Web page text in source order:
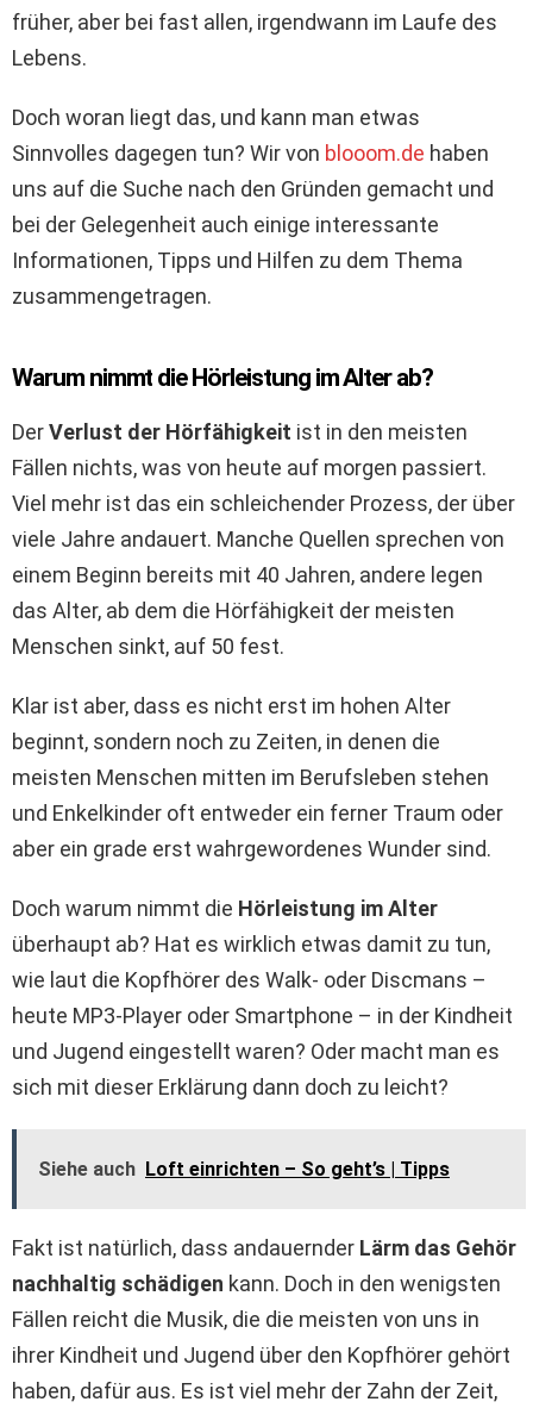
früher, aber bei fast allen, irgendwann im Laufe des
Lebens.
Doch woran liegt das, und kann man etwas
Sinnvolles dagegen tun? Wir von blooom.de haben
uns auf die Suche nach den Gründen gemacht und
bei der Gelegenheit auch einige interessante
Informationen, Tipps und Hilfen zu dem Thema
zusammengetragen.
Warum nimmt die Hörleistung im Alter ab?
DerVerlust der Hörfähigkeit ist in den meisten
Fällen nichts, was von heute auf morgen passiert.
Viel mehr ist das ein schleichender Prozess, der über
viele Jahre andauert. Manche Quellen sprechen von
einem Beginn bereits mit 40 Jahren, andere legen
das Alter, ab dem die Hörfähigkeit der meisten
Menschen sinkt, auf 50 fest.
Klar ist aber, dass es nicht erst im hohen Alter
beginnt, sondern noch zu Zeiten, in denen die
meisten Menschen mitten im Berufsleben stehen
und Enkelkinder oft entweder ein ferner Traum oder
aber ein grade erst wahrgewordenes Wunder sind.
Doch warum nimmt die Hörleistung im Alter
überhaupt ab? Hat es wirklich etwas damit zu tun,
wie laut die Kopfhörer des Walk- oder Discmans –
heute MP3-Player oder Smartphone – in der Kindheit
und Jugend eingestellt waren? Oder macht man es
sich mit dieser Erklärung dann doch zu leicht?
Siehe auch Loft einrichten – So geht’s | Tipps
Fakt ist natürlich, dass andauernder Lärm das Gehör
nachhaltig schädigen kann. Doch in den wenigsten
Fällen reicht die Musik, die die meisten von uns in
ihrer Kindheit und Jugend über den Kopfhörer gehört
haben, dafür aus. Es ist viel mehr der Zahn der Zeit,